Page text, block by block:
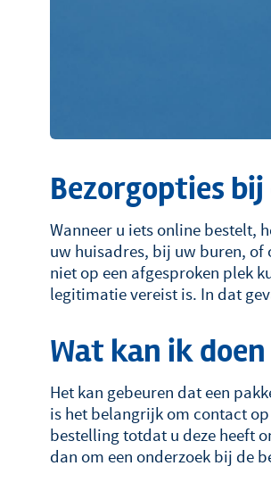
Bezorgopties
Wanneer u iets online bestelt,
uw huisadres, bij uw buren, of
niet op een afgesproken plek
legitimatie vereist is. In dat
Wat kan ik
Het kan gebeuren dat een
is het belangrijk om contact
bestelling totdat u deze heeft
dan om een onderzoek bij de